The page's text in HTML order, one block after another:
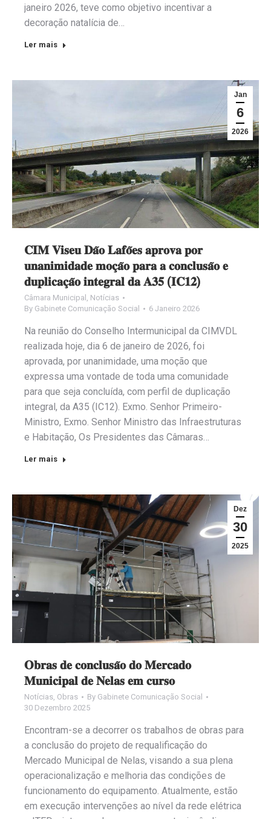
janeiro 2026, teve como objetivo incentivar a
decoração natalícia de…
Ler mais
Jan
6
2026
𝐂𝐈𝐌 𝐕𝐢𝐬𝐞𝐮 𝐃𝐚̃𝐨 𝐋𝐚𝐟𝐨̃𝐞𝐬 𝐚𝐩𝐫𝐨𝐯𝐚 𝐩𝐨𝐫
𝐮𝐧𝐚𝐧𝐢𝐦𝐢𝐝𝐚𝐝𝐞 𝐦𝐨𝐜̧𝐚̃𝐨 𝐩𝐚𝐫𝐚 𝐚 𝐜𝐨𝐧𝐜𝐥𝐮𝐬𝐚̃𝐨 𝐞
𝐝𝐮𝐩𝐥𝐢𝐜𝐚𝐜̧𝐚̃𝐨 𝐢𝐧𝐭𝐞𝐠𝐫𝐚𝐥 𝐝𝐚 𝐀𝟑𝟓 (𝐈𝐂𝟏𝟐)
Câmara Municipal , Notícias
By Gabinete Comunicação Social 6 Janeiro 2026
Na reunião do Conselho Intermunicipal da CIMVDL
realizada hoje, dia 6 de janeiro de 2026, foi
aprovada, por unanimidade, uma moção que
expressa uma vontade de toda uma comunidade
para que seja concluída, com perfil de duplicação
integral, da A35 (IC12). Exmo. Senhor Primeiro-
Ministro, Exmo. Senhor Ministro das Infraestruturas
e Habitação, Os Presidentes das Câmaras…
Ler mais
Dez
30
2025
𝐎𝐛𝐫𝐚𝐬 𝐝𝐞 𝐜𝐨𝐧𝐜𝐥𝐮𝐬𝐚̃𝐨 𝐝𝐨 𝐌𝐞𝐫𝐜𝐚𝐝𝐨
𝐌𝐮𝐧𝐢𝐜𝐢𝐩𝐚𝐥 𝐝𝐞 𝐍𝐞𝐥𝐚𝐬 𝐞𝐦 𝐜𝐮𝐫𝐬𝐨
Notícias Obras By Gabinete Comunicação Social
30 Dezembro 2025
Encontram-se a decorrer os trabalhos de obras para
a conclusão do projeto de requalificação do
Mercado Municipal de Nelas, visando a sua plena
operacionalização e melhoria das condições de
funcionamento do equipamento. Atualmente, estão
em execução intervenções ao nível da rede elétrica